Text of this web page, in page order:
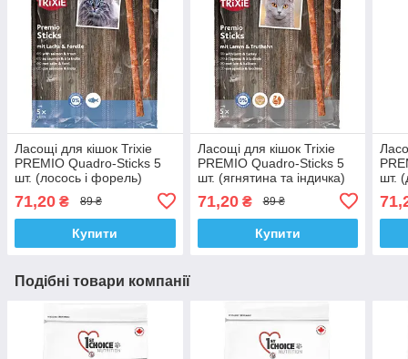
Ласощі для кішок Trixie
PREMIO Quadro-Sticks 5
шт. (лосось і форель)
71,20 ₴ 89 ₴
Купити
Ласощі для кішок Trixie
PREMIO Quadro-Sticks 5
шт. (ягнятина та індичка)
71,20₴ 89 ₴
Купити
шт.
Подібні товари компанії